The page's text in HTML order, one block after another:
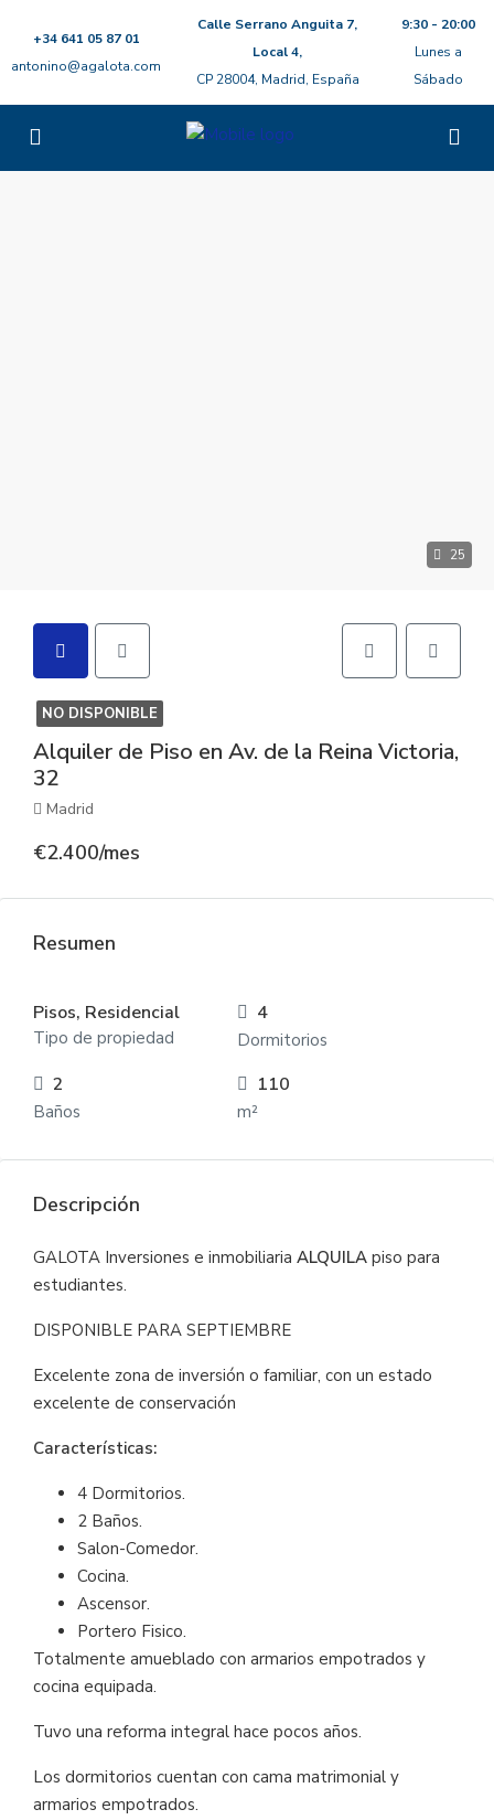
+34 641 05 87 01
antonino@agalota.com
Calle Serrano Anguita 7,
Local 4,
CP 28004, Madrid, España
9:30 - 20:00
Lunes a
Sábado
25
NO DISPONIBLE
Alquiler de Piso en Av. de la Reina Victoria,
32
Madrid
€2.400/mes
Resumen
Pisos, Residencial
Tipo de propiedad
4
Dormitorios
2
Baños
110
m²
Descripción
GALOTA Inversiones e inmobiliaria ALQUILA piso para
estudiantes.
DISPONIBLE PARA SEPTIEMBRE
Excelente zona de inversión o familiar, con un estado
excelente de conservación
Características:
4 Dormitorios.
2 Baños.
Salon-Comedor.
Cocina.
Ascensor.
Portero Fisico.
Totalmente amueblado con armarios empotrados y
cocina equipada.
Tuvo una reforma integral hace pocos años.
Los dormitorios cuentan con cama matrimonial y
armarios empotrados.